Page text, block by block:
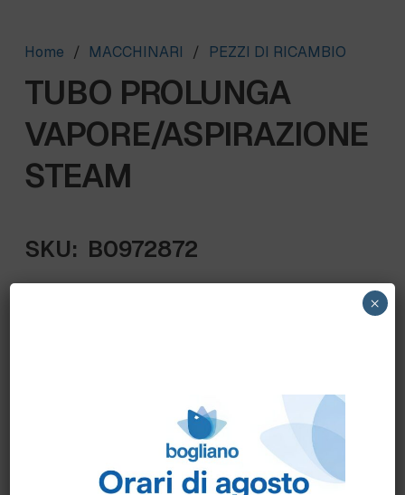
Home / MACCHINARI / PEZZI DI RICAMBIO
TUBO PROLUNGA
VAPORE/ASPIRAZIONE
STEAM
SKU: B0972872
Come ordinare?
Puoi ordinare chiamando al0172 478161
oppure
scrivendo una mail ainfo@bogliano.it.
Per ogni informazione siamo a disposizione.
×